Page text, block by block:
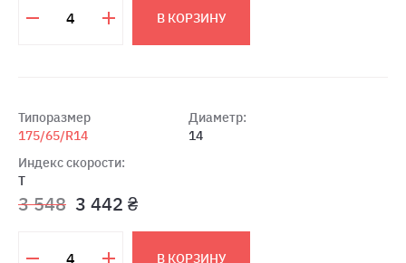
В КОРЗИНУ
Типоразмер
175/65/R14
Индекс скорости:
T
Диаметр:
14
3 548 3 442 ₴
В КОРЗИНУ